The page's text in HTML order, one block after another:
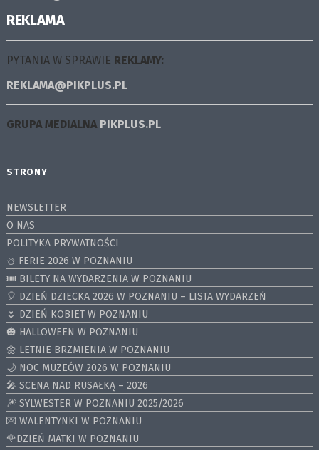
REKLAMA
PYTANIA W SPRAWIE REKLAMY:
REKLAMA@PIKPLUS.PL
GRUPA MEDIALNA PIKPLUS.PL
STRONY
NEWSLETTER
O NAS
POLITYKA PRYWATNOŚCI
⛄️ FERIE 2026 W POZNANIU
🎟️ BILETY NA WYDARZENIA W POZNANIU
🎈 DZIEŃ DZIECKA 2026 W POZNANIU – LISTA WYDARZEŃ
🌷 DZIEŃ KOBIET W POZNANIU
🎃 HALLOWEEN W POZNANIU
🌼 LETNIE BRZMIENIA W POZNANIU
🌙 NOC MUZEÓW 2026 W POZNANIU
🎤 SCENA NAD RUSAŁKĄ – 2026
🎆 SYLWESTER W POZNANIU 2025/2026
💌 WALENTYNKI W POZNANIU
🌹DZIEŃ MATKI W POZNANIU